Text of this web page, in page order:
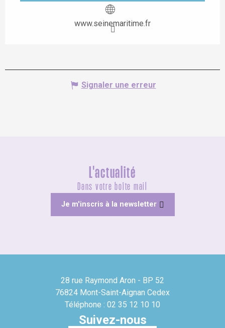
www.seinemaritime.fr
Signaler une erreur
L'actualité
Dans votre boîte mail
Je m'inscris à la newsletter
28 rue Raymond Aron - BP 52
76824 Mont-Saint-Aignan Cedex
Téléphone : 02 35 12 10 10
Suivez-nous